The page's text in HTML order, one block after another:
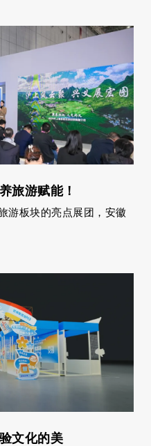
旅游赋能！
游板块的亮点展团，安徽
文化的美